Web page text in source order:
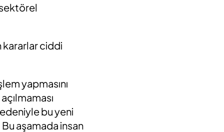
kararlar ciddi
yapmasını
bu yeni
aşamada insan